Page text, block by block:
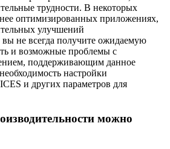
трудности. В некоторых
оптимизированных приложениях,
улучшений
вы не всегда получите ожидаемую
и возможные проблемы с
поддерживающим данное
настройки
и других параметров для
можно